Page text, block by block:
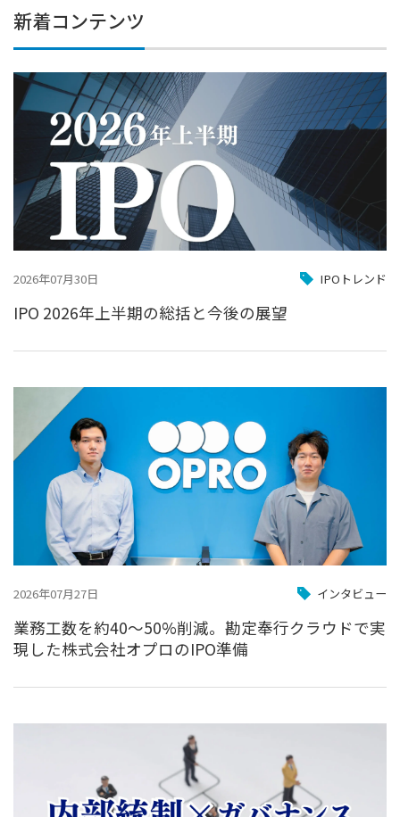
新着コンテンツ
2026年07月30日 IPOトレンド
IPO 2026年上半期の総括と今後の展望
2026年07月27日 インタビュー
業務工数を約40〜50%削減。勘定奉行クラウドで実
現した株式会社オプロのIPO準備